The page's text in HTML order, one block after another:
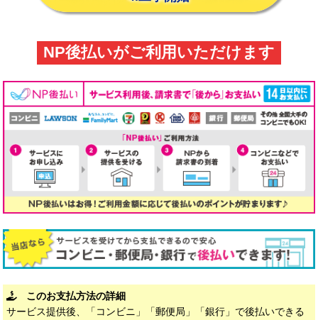
NP後払いがご利用いただけます
このお支払方法の詳細
サービス提供後、「コンビニ」「郵便局」「銀行」で後払いできる